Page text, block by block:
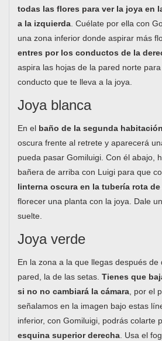
todas las flores para ver la joya en
a la izquierda. Cuélate por ella con
una zona inferior donde aspirar más
entres por los conductos de la
aspira las hojas de la pared norte
conducto que te lleva a la joya.
Joya blanca
En el baño de la segunda habitación
oscura frente al retrete y aparecerá
pueda pasar Gomiluigi. Con él abajo,
bañera de arriba con Luigi para que
linterna oscura en la tubería rota de
florecer una planta con la joya. Dale
suelte.
Joya verde
En la zona a la que llegas después
pared, la de las setas. Tienes que
si no no cambiará la cámara, por el
señalamos en la imagen bajo estas
inferior, con Gomiluigi, podrás colarte
esquina superior derecha. Usa el